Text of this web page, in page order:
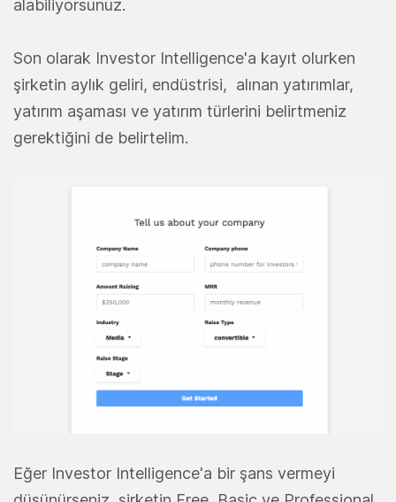
alabiliyorsunuz.
Son olarak Investor Intelligence'a kayıt olurken
şirketin aylık geliri, endüstrisi, alınan yatırımlar,
yatırım aşaması ve yatırım türlerini belirtmeniz
gerektiğini de belirtelim.
Eğer Investor Intelligence'a bir şans vermeyi